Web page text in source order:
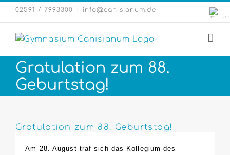
Zum
Inhalt
springen
02591 / 7993300 info@canisianum.de
Gratulation zum 88.
Geburtstag!
grösseres
Gratulation zum 88. Geburtstag!
Am 28. August traf sich das Kollegium des